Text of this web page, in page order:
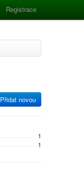
Registrace
Přidat novou
1
1